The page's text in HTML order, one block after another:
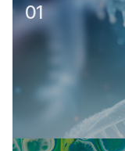
01